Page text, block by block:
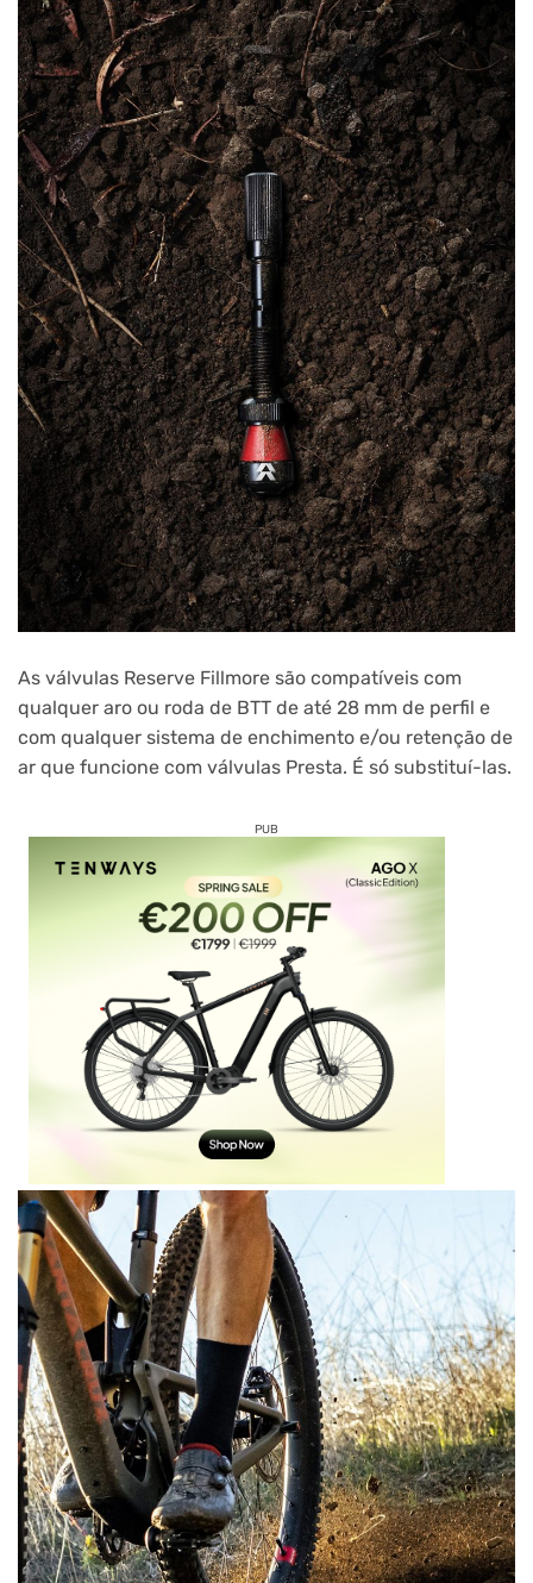
As válvulas Reserve Fillmore são compatíveis com
qualquer aro ou roda de BTT de até 28 mm de perfil e
com qualquer sistema de enchimento e/ou retenção de
ar que funcione com válvulas Presta. É só substituí-las.
PUB